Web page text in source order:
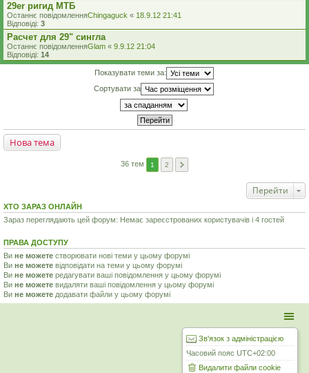
29er ригид МТБ
Останнє повідомленняChingaguck « 18.9.12 21:41
Відповіді: 3
Расчет для 29" сингла
Останнє повідомленняGlam « 9.9.12 21:04
Відповіді: 14
Показувати теми за:
Сортувати за
Нова тема
36 тем 1 2
Перейти
ХТО ЗАРАЗ ОНЛАЙН
Зараз переглядають цей форум: Немає зареєстрованих користувачів і 4 гостей
ПРАВА ДОСТУПУ
Ви не можете створювати нові теми у цьому форумі
Ви не можете відповідати на теми у цьому форумі
Ви не можете редагувати ваші повідомлення у цьому форумі
Ви не можете видаляти ваші повідомлення у цьому форумі
Ви не можете додавати файли у цьому форумі
Зв'язок з адміністрацією
Часовий пояс UTC+02:00
Видалити файли cookie